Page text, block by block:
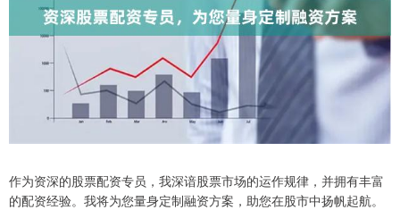
作为资深的股票配资专员，我深谙股票市场的运作规律，并拥有丰富
的配资经验。我将为您量身定制融资方案，助您在股市中扬帆起航。